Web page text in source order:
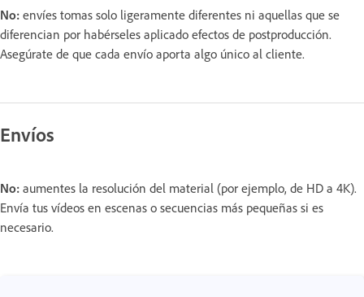
No: envíes tomas solo ligeramente diferentes ni aquellas que se
diferencian por habérseles aplicado efectos de postproducción.
Asegúrate de que cada envío aporta algo único al cliente.
Envíos
No: aumentes la resolución del material (por ejemplo, de HD a 4K).
Envía tus vídeos en escenas o secuencias más pequeñas si es
necesario.